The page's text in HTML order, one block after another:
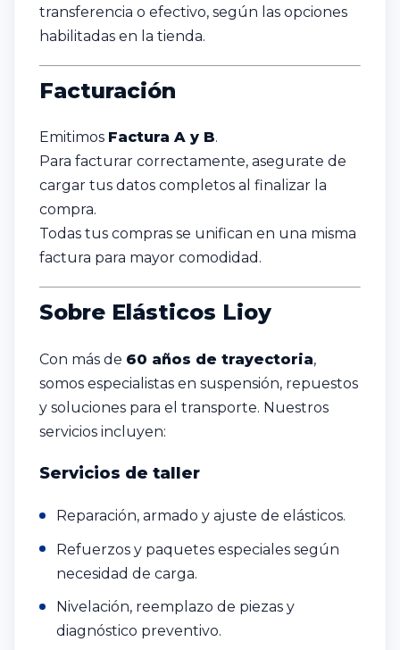
transferencia o efectivo, según las opciones
habilitadas en la tienda.
Facturación
Emitimos Factura A y B.
Para facturar correctamente, asegurate de
cargar tus datos completos al finalizar la
compra.
Todas tus compras se unifican en una misma
factura para mayor comodidad.
Sobre Elásticos Lioy
Con más de 60 años de trayectoria,
somos especialistas en suspensión, repuestos
y soluciones para el transporte. Nuestros
servicios incluyen:
Servicios de taller
Reparación, armado y ajuste de elásticos.
Refuerzos y paquetes especiales según
necesidad de carga.
Nivelación, reemplazo de piezas y
diagnóstico preventivo.